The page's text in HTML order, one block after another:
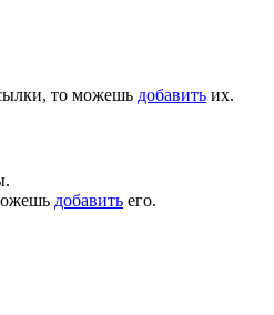
то можешь добавить их.
добавить его.